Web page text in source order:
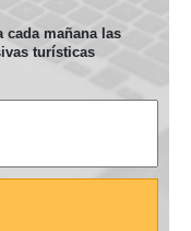
cada mañana las
turísticas